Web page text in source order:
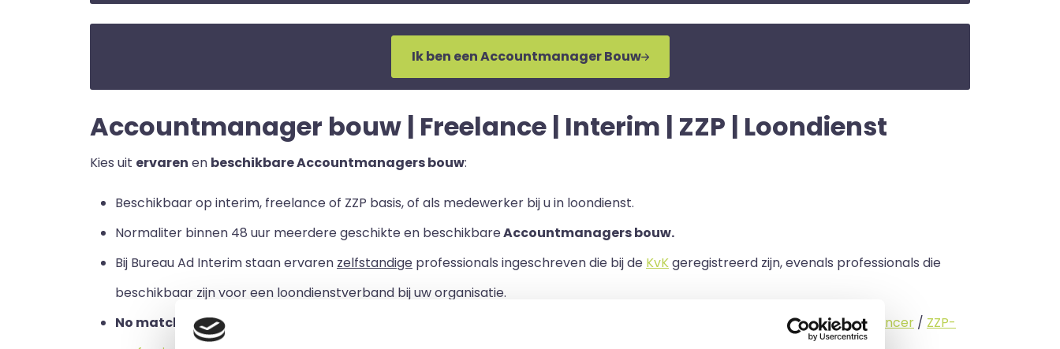
Ik ben een Accountmanager Bouw
Accountmanager bouw | Freelance | Interim | ZZP | Loondienst
Kies uit ervaren en beschikbare Accountmanagers bouw:
Beschikbaar op interim, freelance of ZZP basis, of als medewerker bij u in loondienst.
Normaliter binnen 48 uur meerdere geschikte en beschikbareAccountmanagers bouw.
Bij Bureau Ad Interim staan ervaren zelfstandige professionals ingeschreven die bij de KvKgeregistreerd zijn, evenals professionals die
beschikbaar zijn voor een loondienstverband bij uw organisatie.
No match no pay:
interimmer/freelancer / ZZP-